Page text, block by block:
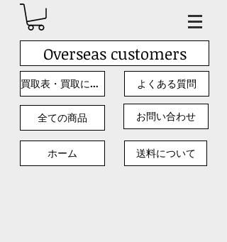
Overseas customers
買取表・買取について
全ての商品
ホーム
よくある質問
お問い合わせ
送料について